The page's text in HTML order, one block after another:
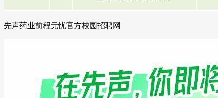
先声药业前程无忧官方校园招聘网